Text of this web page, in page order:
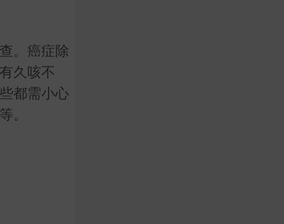
。癌症除
久咳不
都需小心
。